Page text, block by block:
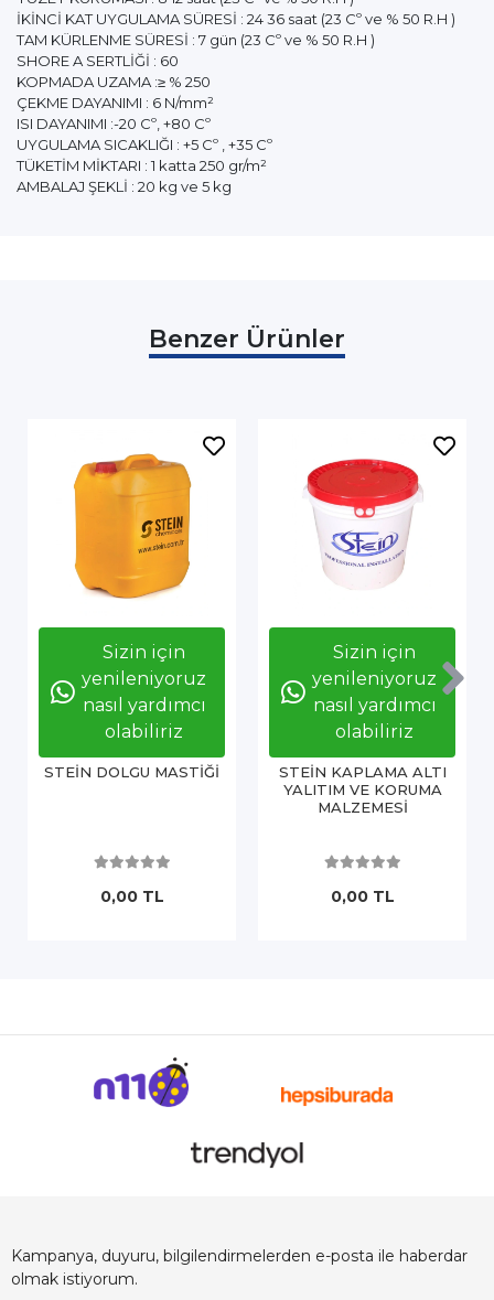
İKİNCİ KAT UYGULAMA SÜRESİ : 24 36 saat (23 Cº ve % 50 R.H )
TAM KÜRLENME SÜRESİ : 7 gün (23 Cº ve % 50 R.H )
SHORE A SERTLİĞİ : 60
KOPMADA UZAMA :≥ % 250
ÇEKME DAYANIMI : 6 N/mm²
ISI DAYANIMI :-20 Cº, +80 Cº
UYGULAMA SICAKLIĞI : +5 Cº , +35 Cº
TÜKETİM MİKTARI : 1 katta 250 gr/m²
AMBALAJ ŞEKLİ : 20 kg ve 5 kg
Benzer Ürünler
Sizin için
yenileniyoruz
nasıl yardımcı
olabiliriz
STEİN DOLGU MASTİĞİ
0,00 TL
Sizin için
yenileniyoruz
nasıl yardımcı
olabiliriz
STEİN KAPLAMA ALTI
YALITIM VE KORUMA
MALZEMESİ
0,00 TL
Kampanya, duyuru, bilgilendirmelerden e-posta ile haberdar
olmak istiyorum.